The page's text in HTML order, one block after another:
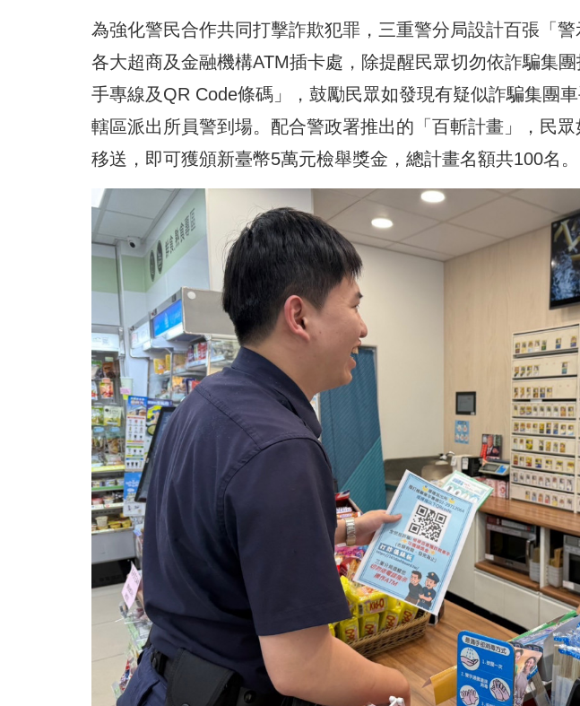
為強化警民合作共同打擊詐欺犯罪，三重警分局設計百張「
各大超商及金融機構ATM插卡處，除提醒民眾切勿依詐騙集
手專線及QR Code條碼」， 鼓勵民眾如發現有疑似詐騙集團
轄區派出所員警到場。配合警政署推出的「百斬計畫」，民
移送，即可獲頒新臺幣5萬元檢舉獎金，總計畫名額共100名。